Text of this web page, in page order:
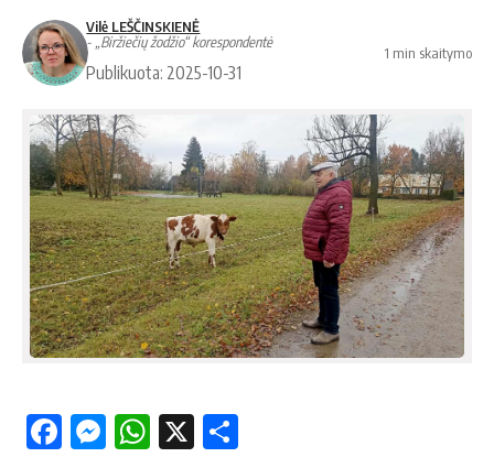
Vilė LEŠČINSKIENĖ
- „Biržiečių žodžio“ korespondentė
Publikuota: 2025-10-31
1 min skaitymo
Facebook
Messenger
WhatsApp
X